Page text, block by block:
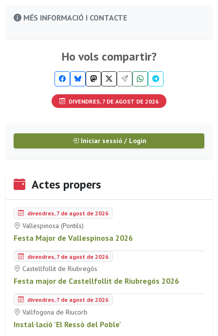
MÉS INFORMACIÓ I CONTACTE
Ho vols compartir?
DIVENDRES, 7 DE AGOST DE 2026
Iniciar sessió / Login
Actes propers
divendres, 7 de agost de 2026
Vallespinosa (Pontils)
Festa Major de Vallespinosa 2026
divendres, 7 de agost de 2026
Castellfollit de Riubregós
Festa major de Castellfollit de Riubregós 2026
divendres, 7 de agost de 2026
Vallfogona de Riucorb
Instal·lació 'El Ressò del Poble'